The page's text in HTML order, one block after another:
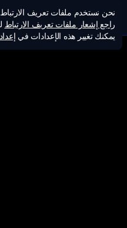
نحن نستخدم ملفات تعريف
راجع إشعار ملفات تعريف الارتباط
يمكنك تغيير هذه الإعدادات في